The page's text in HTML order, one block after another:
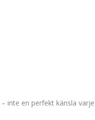
inte en perfekt känsla varje